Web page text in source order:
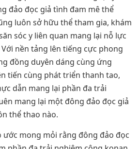
đảo đọc giả tình đam mê thể
luôn sở hữu thể tham gia, khám
sóc y liên quan mang lại nỗ lực
nền tảng lên tiếng cực phong
đồng duyên dáng cùng ứng
tiến cùng phát triển thanh tao,
dẫn mang lại phần đa trải
mang lại một đông đảo đọc giả
thể thao nào.
ước mong mỏi rằng đông đảo đọc